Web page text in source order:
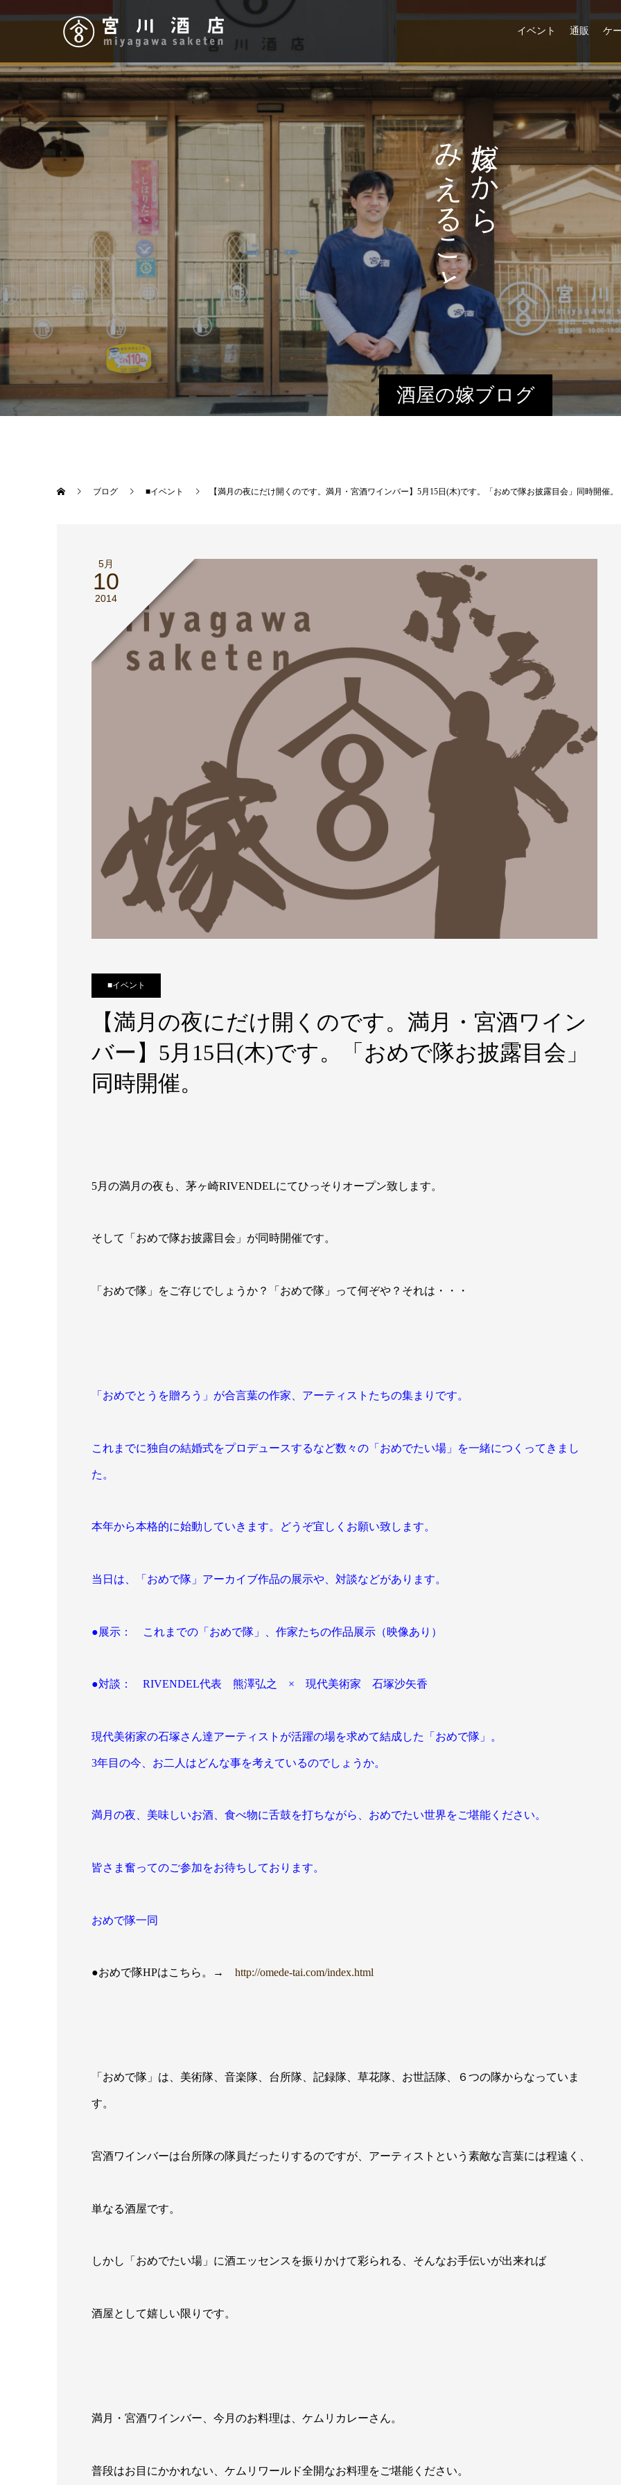
イベント 通販 ケ
酒屋の嫁ブログ
だ
か
ら
み
え
る
こ
と
ブログ ■イベント 【満月の夜にだけ開くのです。満月・宮酒ワインバー】5月15日(木)です。「おめで隊お披露目会」同時開催。
5月
10
2014
■イベント
【満月の夜にだけ開くのです。満月・宮酒ワイン
バー】5月15日(木)です。「おめで隊お披露目会」
同時開催。
5月の満月の夜も、茅ヶ崎RIVENDELにてひっそりオープン致します。
そして「おめで隊お披露目会」が同時開催です。
「おめで隊」をご存じでしょうか？「おめで隊」って何ぞや？それは・・・
「おめでとうを贈ろう」が合言葉の作家、アーティストたちの集まりです。
これまでに独自の結婚式をプロデュースするなど数々の「おめでたい場」を一緒につくってきまし
た。
本年から本格的に始動していきます。どうぞ宜しくお願い致します。
当日は、「おめで隊」アーカイブ作品の展示や、対談などがあります。
●展示： これまでの「おめで隊」、作家たちの作品展示（映像あり）
●対談： RIVENDEL代表 熊澤弘之 × 現代美術家 石塚沙矢香
現代美術家の石塚さん達アーティストが活躍の場を求めて結成した「おめで隊」。
3年目の今、お二人はどんな事を考えているのでしょうか。
満月の夜、美味しいお酒、食べ物に舌鼓を打ちながら、おめでたい世界をご堪能ください。
皆さま奮ってのご参加をお待ちしております。
おめで隊一同
●おめで隊HPはこちら。→ http://omede-tai.com/index.html
「おめで隊」は、美術隊、音楽隊、台所隊、記録隊、草花隊、お世話隊、６つの隊からなっていま
す。
宮酒ワインバーは台所隊の隊員だったりするのですが、アーティストという素敵な言葉には程遠く、
単なる酒屋です。
しかし「おめでたい場」に酒エッセンスを振りかけて彩られる、そんなお手伝いが出来れば
酒屋として嬉しい限りです。
満月・宮酒ワインバー、今月のお料理は、ケムリカレーさん。
普段はお目にかかれない、ケムリワールド全開なお料理をご堪能ください。